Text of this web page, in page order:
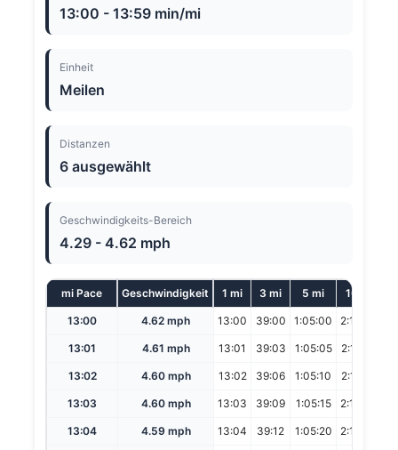
13:00 - 13:59 min/mi
Einheit
Meilen
Distanzen
6 ausgewählt
Geschwindigkeits-Bereich
4.29 - 4.62 mph
mi Pace Geschwindigkeit 1 mi 3 mi 5 mi 10 mi
13:00 4.62 mph 13:00 39:00 1:05:00 2:10:00
13:01 4.61 mph 13:01 39:03 1:05:05 2:10:10
13:02 4.60 mph 13:02 39:06 1:05:10 2:10:20
13:03 4.60 mph 13:03 39:09 1:05:15 2:10:30
13:04 4.59 mph 13:04 39:12 1:05:20 2:10:40